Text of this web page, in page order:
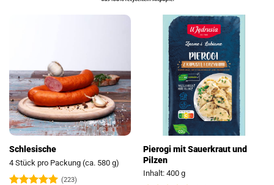
Schlesische
4 Stück pro Packung (ca. 580 g)
(223)
Pierogi mit Sauerkraut und
Pilzen
Inhalt: 400 g